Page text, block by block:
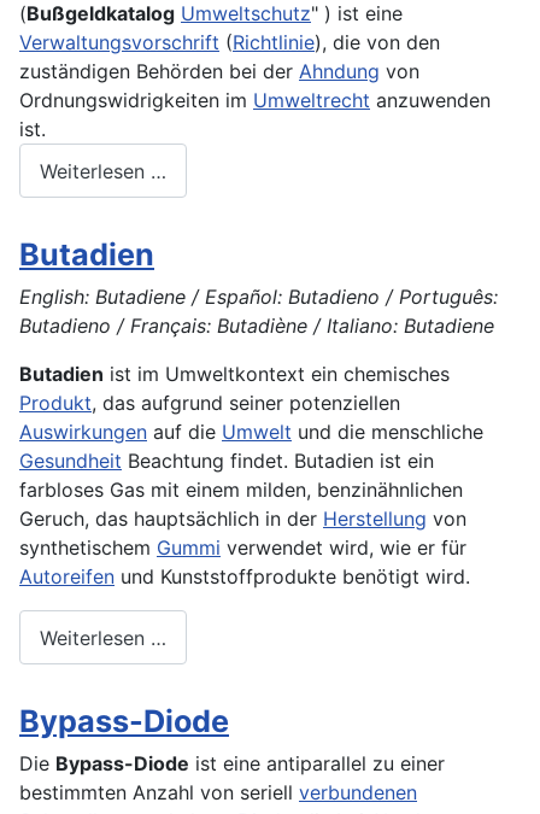
(Bußgeldkatalog Umweltschutz" ) ist eine
Verwaltungsvorschrift (Richtlinie), die von den
zuständigen Behörden bei der Ahndung von
Ordnungswidrigkeiten im Umweltrecht anzuwenden
ist.
Weiterlesen …
Butadien
English: Butadiene / Español: Butadieno / Português:
Butadieno / Français: Butadiène / Italiano: Butadiene
Butadien ist im Umweltkontext ein chemisches
Produkt, das aufgrund seiner potenziellen
Auswirkungen auf die Umwelt und die menschliche
Gesundheit Beachtung findet. Butadien ist ein
farbloses Gas mit einem milden, benzinähnlichen
Geruch, das hauptsächlich in der Herstellung von
synthetischem Gummi verwendet wird, wie er für
Autoreifen und Kunststoffprodukte benötigt wird.
Weiterlesen …
Bypass-Diode
Die Bypass-Diode ist eine antiparallel zu einer
bestimmten Anzahl von seriell verbundenen